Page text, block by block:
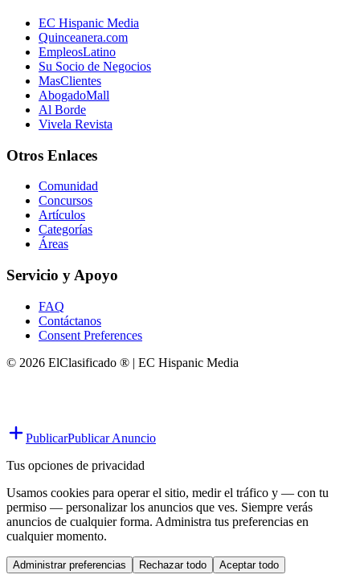
EC Hispanic Media
Quinceanera.com
EmpleosLatino
Su Socio de Negocios
MasClientes
AbogadoMall
Al Borde
Vivela Revista
Otros Enlaces
Comunidad
Concursos
Artículos
Categorías
Áreas
Servicio y Apoyo
FAQ
Contáctanos
Consent Preferences
© 2026 ElClasificado ® | EC Hispanic Media
PublicarPublicar Anuncio
Tus opciones de privacidad
Usamos cookies para operar el sitio, medir el tráfico y — con tu
permiso — personalizar los anuncios que ves. Siempre verás
anuncios de cualquier forma. Administra tus preferencias en
cualquier momento.
Administrar preferencias Rechazar todo Aceptar todo